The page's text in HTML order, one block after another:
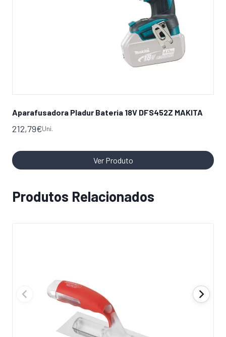
Aparafusadora Pladur Bateria 18V DFS452Z MAKITA
212,79€Uni.
Ver Produto
Produtos Relacionados